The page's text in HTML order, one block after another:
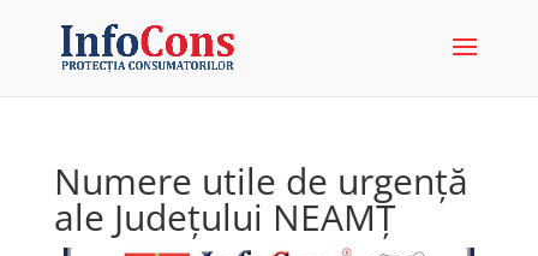
Numere utile de urgență
ale Județului NEAMȚ